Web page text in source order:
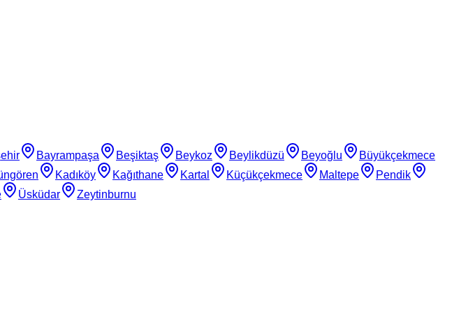
Bayrampaşa Beşiktaş Beykoz Beylikdüzü Beyoğlu
Büyükçekmece
Kadıköy Kağıthane Kartal Küçükçekmece Maltepe
Pendik
Üsküdar
Zeytinburnu